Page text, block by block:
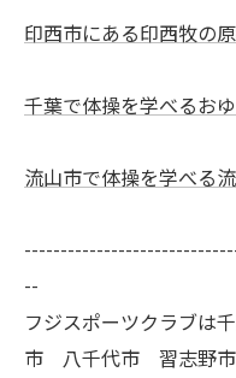
印西市にある印西牧の
千葉で体操を学べるお
流山市で体操を学べる
--
フジスポーツクラブ
市 八千代市 習志野